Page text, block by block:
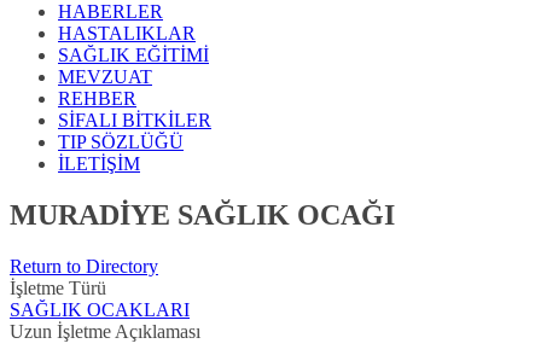
HABERLER
HASTALIKLAR
SAĞLIK EĞİTİMİ
MEVZUAT
REHBER
SİFALI BİTKİLER
TIP SÖZLÜĞÜ
İLETİŞİM
MURADİYE SAĞLIK OCAĞI
Return to Directory
İşletme Türü
SAĞLIK OCAKLARI
Uzun İşletme Açıklaması